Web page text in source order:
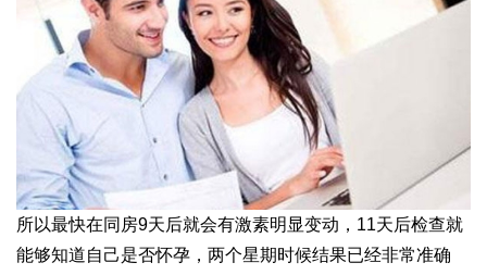
所以最快在同房9天后就会有激素明显变动，11天后检查就
能够知道自己是否怀孕，两个星期时候结果已经非常准确